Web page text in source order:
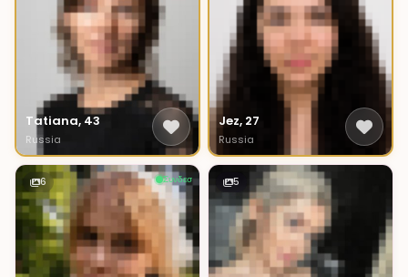
Tatiana, 43
Russia
Jez, 27
Russia
6 Συνδεσ 5